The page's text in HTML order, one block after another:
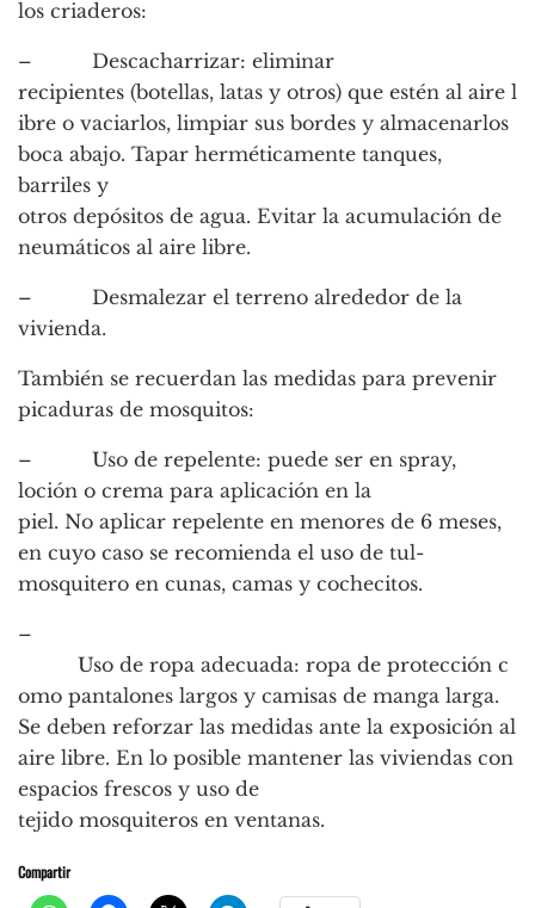
los criaderos:
– Descacharrizar: eliminar
recipientes (botellas, latas y otros) que estén al aire l
ibre o vaciarlos, limpiar sus bordes y almacenarlos
boca abajo. Tapar herméticamente tanques,
barriles y
otros depósitos de agua. Evitar la acumulación de
neumáticos al aire libre.
– Desmalezar el terreno alrededor de la
vivienda.
También se recuerdan las medidas para prevenir
picaduras de mosquitos:
– Uso de repelente: puede ser en spray,
loción o crema para aplicación en la
piel. No aplicar repelente en menores de 6 meses,
en cuyo caso se recomienda el uso de tul-
mosquitero en cunas, camas y cochecitos.
–
Uso de ropa adecuada: ropa de protección c
omo pantalones largos y camisas de manga larga.
Se deben reforzar las medidas ante la exposición al
aire libre. En lo posible mantener las viviendas con
espacios frescos y uso de
tejido mosquiteros en ventanas.
Compartir